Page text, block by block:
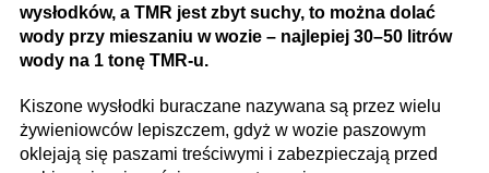
wysłodków, a TMR jest zbyt suchy, to można dolać
wody przy mieszaniu w wozie – najlepiej 30–50 litrów
wody na 1 tonę TMR-u.
Kiszone wysłodki buraczane nazywana są przez wielu
żywieniowców lepiszczem, gdyż w wozie paszowym
oklejają się paszami treściwymi i zabezpieczają przed